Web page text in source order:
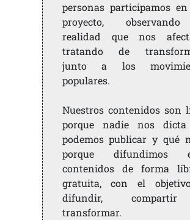
personas participamos
proyecto,
realidad que nos
tratando de
junto a los
populares.
Nuestros contenidos son
porque nadie nos dicta
podemos publicar y qué
porque difundimos
contenidos de forma
gratuita, con el
difundir,
transformar.